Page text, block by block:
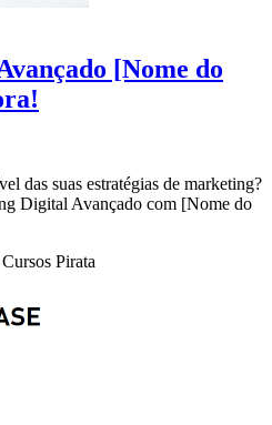
[Nome do
das suas estratégias de marketing?
Digital Avançado com [Nome do
Pirata